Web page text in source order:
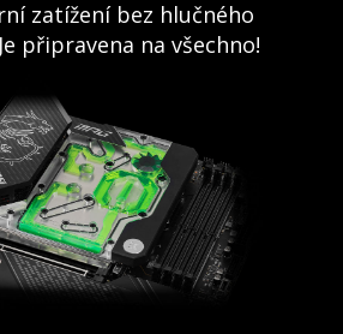
zatížení bez hlučného
připravena na všechno!